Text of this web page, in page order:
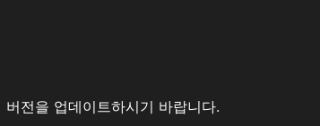
전을 업데이트하시기 바랍니다.